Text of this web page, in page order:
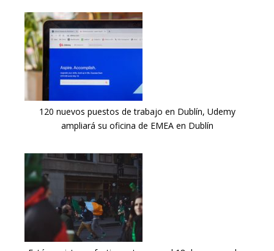
120 nuevos puestos de trabajo en Dublín, Udemy
ampliará su oficina de EMEA en Dublín